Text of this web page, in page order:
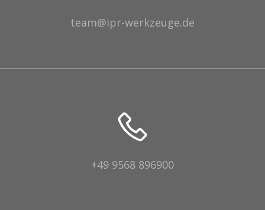
team@ipr-werkzeuge.de
+49 9568 896900